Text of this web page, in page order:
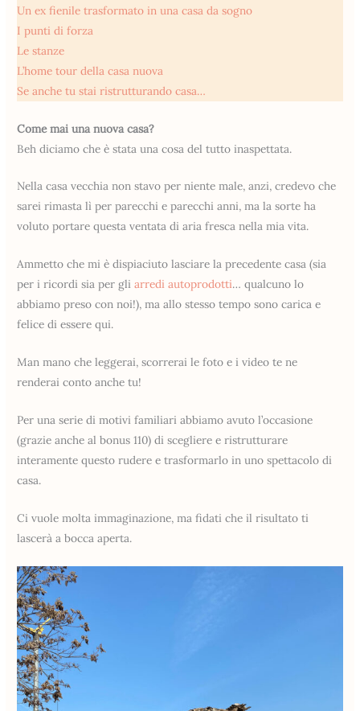
Un ex fienile trasformato in una casa da sogno
I punti di forza
Le stanze
L’home tour della casa nuova
Se anche tu stai ristrutturando casa…
Come mai una nuova casa?
Beh diciamo che è stata una cosa del tutto inaspettata.
Nella casa vecchia non stavo per niente male, anzi, credevo che
sarei rimasta lì per parecchi e parecchi anni, ma la sorte ha
voluto portare questa ventata di aria fresca nella mia vita.
Ammetto che mi è dispiaciuto lasciare la precedente casa (sia
per i ricordi sia per gliarredi autoprodotti… qualcuno lo
abbiamo preso con noi!), ma allo stesso tempo sono carica e
felice di essere qui.
Man mano che leggerai, scorrerai le foto e i video te ne
renderai conto anche tu!
Per una serie di motivi familiari abbiamo avuto l’occasione
(grazie anche al bonus 110) di scegliere e ristrutturare
interamente questo rudere e trasformarlo in uno spettacolo di
casa.
Ci vuole molta immaginazione, ma fidati che il risultato ti
lascerà a bocca aperta.